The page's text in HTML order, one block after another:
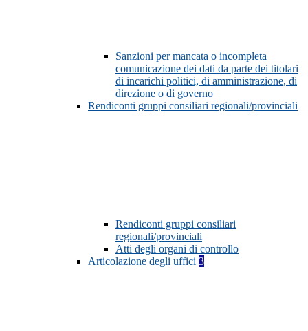
Sanzioni per mancata o incompleta
comunicazione dei dati da parte dei titolari
di incarichi politici, di amministrazione, di
direzione o di governo
Rendiconti gruppi consiliari regionali/provinciali
Rendiconti gruppi consiliari
regionali/provinciali
Atti degli organi di controllo
Articolazione degli uffici 3